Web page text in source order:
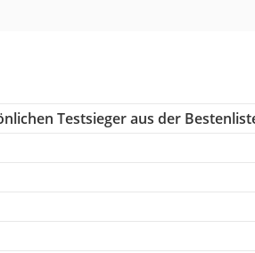
Testsieger aus der